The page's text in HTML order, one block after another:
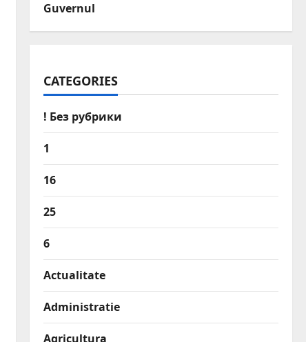
Guvernul
CATEGORIES
! Без рубрики
1
16
25
6
Actualitate
Administratie
Agricultura